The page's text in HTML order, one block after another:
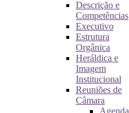
Descrição e
Competências
Executivo
Estrutura
Orgânica
Heráldica e
Imagem
Institucional
Reuniões de
Câmara
Agenda